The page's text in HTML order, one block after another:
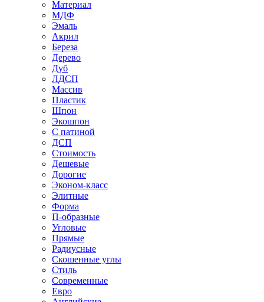
Материал
МДФ
Эмаль
Акрил
Береза
Дерево
Дуб
ЛДСП
Массив
Пластик
Шпон
Экошпон
С патиной
ДСП
Стоимость
Дешевые
Дорогие
Эконом-класс
Элитные
Форма
П-образные
Угловые
Прямые
Радиусные
Скошенные углы
Стиль
Современные
Евро